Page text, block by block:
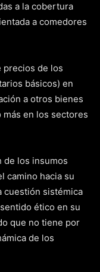
a la cobertura
a comedores
precios de los
básicos) en
a otros bienes
más en los sectores
de los insumos
camino hacia su
cuestión sistémica
ético en su
que no tiene por
de los